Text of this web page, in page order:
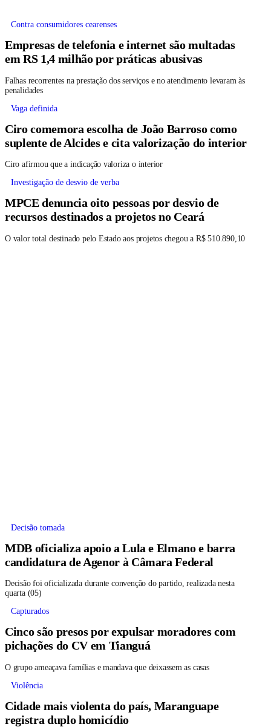
Contra consumidores cearenses
Empresas de telefonia e internet são multadas
em RS 1,4 milhão por práticas abusivas
Falhas recorrentes na prestação dos serviços e no atendimento levaram às
penalidades
Vaga definida
Ciro comemora escolha de João Barroso como
suplente de Alcides e cita valorização do interior
Ciro afirmou que a indicação valoriza o interior
Investigação de desvio de verba
MPCE denuncia oito pessoas por desvio de
recursos destinados a projetos no Ceará
O valor total destinado pelo Estado aos projetos chegou a R$ 510.890,10
Decisão tomada
MDB oficializa apoio a Lula e Elmano e barra
candidatura de Agenor à Câmara Federal
Decisão foi oficializada durante convenção do partido, realizada nesta
quarta (05)
Capturados
Cinco são presos por expulsar moradores com
pichações do CV em Tianguá
O grupo ameaçava famílias e mandava que deixassem as casas
Violência
Cidade mais violenta do país, Maranguape
registra duplo homicídio